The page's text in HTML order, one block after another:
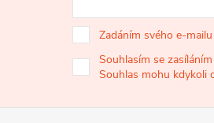
Zadáním svého e-
Souhlasím se
Souhlas mohu kdykoli